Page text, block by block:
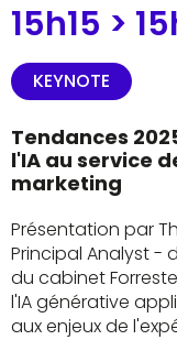
15h15 >
KEYNOTE
Tendances
l'IA au service
marketing
Présentation par
Principal Analyst -
du cabinet
l'IA générative
aux enjeux de